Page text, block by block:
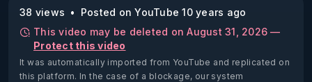
38 views
Posted on YouTube 10 years ago
This video may be deleted on August 31, 2026 —
Protect this video
It was automatically imported from YouTube and replicated on
this platform. In the case of a blockage, our system